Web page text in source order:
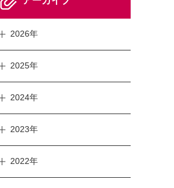
2026年
2025年
2024年
2023年
2022年